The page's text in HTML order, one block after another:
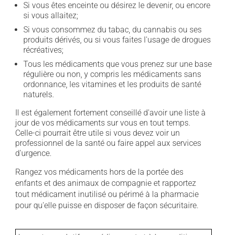
Si vous êtes enceinte ou désirez le devenir, ou encore
si vous allaitez;
Si vous consommez du tabac, du cannabis ou ses
produits dérivés, ou si vous faites l'usage de drogues
récréatives;
Tous les médicaments que vous prenez sur une base
régulière ou non, y compris les médicaments sans
ordonnance, les vitamines et les produits de santé
naturels.
Il est également fortement conseillé d'avoir une liste à
jour de vos médicaments sur vous en tout temps.
Celle-ci pourrait être utile si vous devez voir un
professionnel de la santé ou faire appel aux services
d'urgence.
Rangez vos médicaments hors de la portée des
enfants et des animaux de compagnie et rapportez
tout médicament inutilisé ou périmé à la pharmacie
pour qu'elle puisse en disposer de façon sécuritaire.